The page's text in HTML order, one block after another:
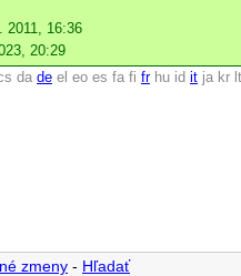
2011, 16:36
20:29
da de el eo es fa fi fr hu id it ja kr lt
zmeny - Hľadať